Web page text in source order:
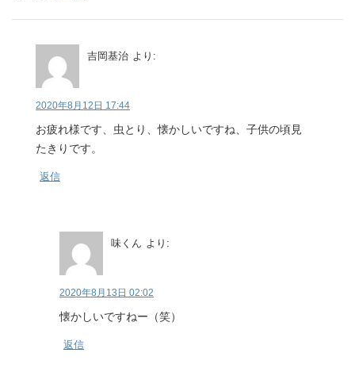
吉岡基治 より:
2020年8月12日 17:44
お疲れ様です、虫とり、懐かしいですね、子供の頃見
たきりです。
返信
味くん より:
2020年8月13日 02:02
懐かしいですねー（笑）
返信